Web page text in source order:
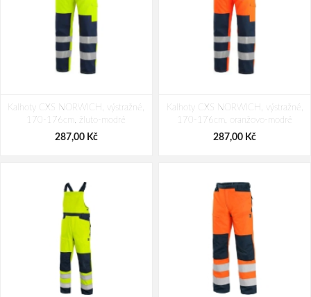
Kalhoty CXS NORWICH, výstražné,
170-176cm, žluto-modré
287,00 Kč
Kalhoty CXS NORWICH, výstražné,
170-176cm, oranžovo-modré
287,00 Kč